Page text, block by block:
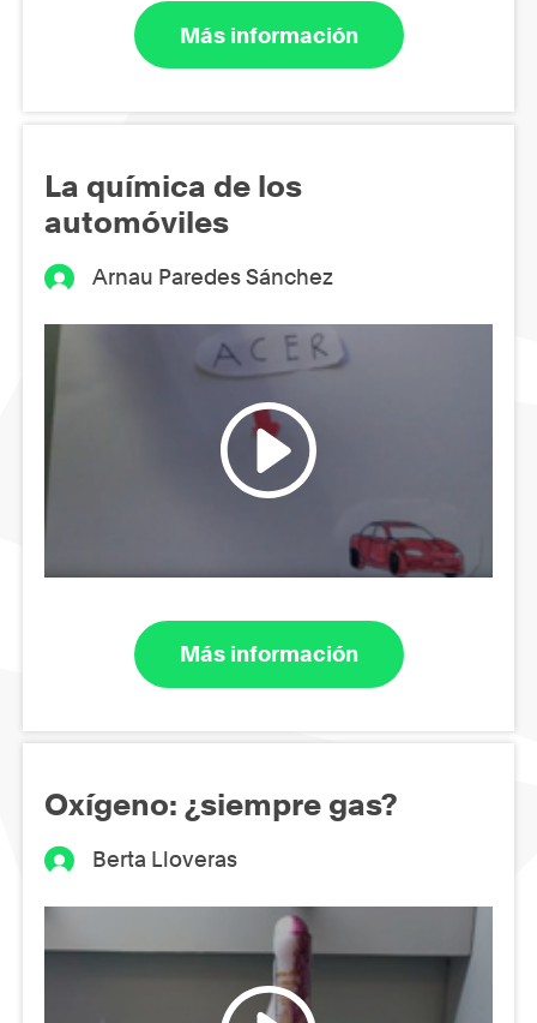
Más información
La química de los
automóviles
Arnau Paredes Sánchez
Más información
Oxígeno: ¿siempre gas?
Berta Lloveras